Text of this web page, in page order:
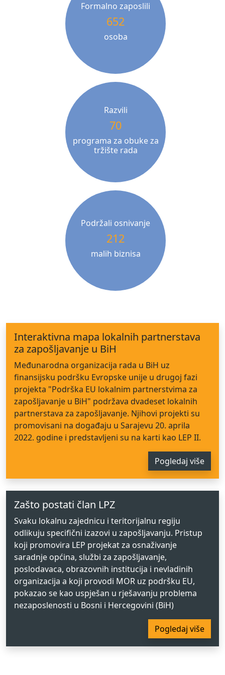
Formalno zaposlili
652
osoba
Razvili
70
programa za obuke za
tržište rada
Podržali osnivanje
212
malih biznisa
Interaktivna mapa lokalnih partnerstava
za zapošljavanje u BiH
Međunarodna organizacija rada u BiH uz
finansijsku podršku Evropske unije u drugoj fazi
projekta "Podrška EU lokalnim partnerstvima za
zapošljavanje u BiH" podržava dvadeset lokalnih
partnerstava za zapošljavanje. Njihovi projekti su
promovisani na događaju u Sarajevu 20. aprila
2022. godine i predstavljeni su na karti kao LEP II.
Pogledaj više
Zašto postati član LPZ
Svaku lokalnu zajednicu i teritorijalnu regiju
odlikuju specifični izazovi u zapošljavanju. Pristup
koji promovira LEP projekat za osnaživanje
saradnje općina, službi za zapošljavanje,
poslodavaca, obrazovnih institucija i nevladinih
organizacija a koji provodi MOR uz podršku EU,
pokazao se kao uspješan u rješavanju problema
nezaposlenosti u Bosni i Hercegovini (BiH)
Pogledaj više